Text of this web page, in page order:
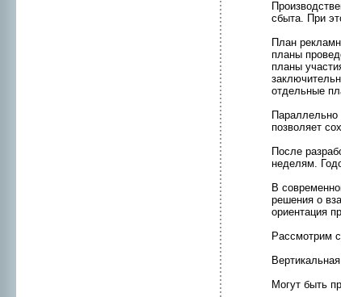
сбыта. При
План
планы
планы
отдельные
позволяет
После
нeделям.
В
решения о
ориентация
Рассмотрим
Могут быть